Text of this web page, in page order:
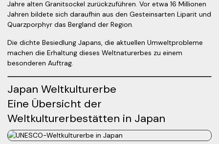
Jahre alten Granitsockel zurückzuführen. Vor etwa 16 Millionen
Jahren bildete sich daraufhin aus den Gesteinsarten Liparit und
Quarzporphyr das Bergland der Region.
Die dichte Besiedlung Japans, die aktuellen Umweltprobleme
machen die Erhaltung dieses Weltnaturerbes zu einem
besonderen Auftrag.
Japan Weltkulturerbe
Eine Übersicht der
Weltkulturerbestätten in Japan